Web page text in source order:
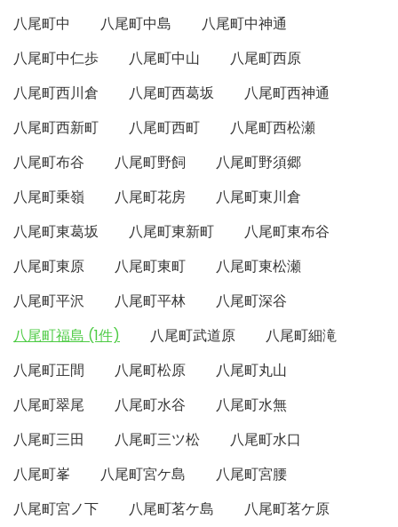
八尾町中
八尾町中島
八尾町中神通
八尾町中仁歩
八尾町中山
八尾町西原
八尾町西川倉
八尾町西葛坂
八尾町西神通
八尾町西新町
八尾町西町
八尾町西松瀬
八尾町布谷
八尾町野飼
八尾町野須郷
八尾町乗嶺
八尾町花房
八尾町東川倉
八尾町東葛坂
八尾町東新町
八尾町東布谷
八尾町東原
八尾町東町
八尾町東松瀬
八尾町平沢
八尾町平林
八尾町深谷
八尾町福島 (1件)
八尾町武道原
八尾町細滝
八尾町正間
八尾町松原
八尾町丸山
八尾町翠尾
八尾町水谷
八尾町水無
八尾町三田
八尾町三ツ松
八尾町水口
八尾町峯
八尾町宮ケ島
八尾町宮腰
八尾町宮ノ下
八尾町茗ケ島
八尾町茗ケ原